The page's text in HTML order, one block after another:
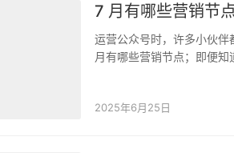
7 月有哪些营销节
运营公众号时，许多小伙
月有哪些营销节点；即便
2025年6月25日